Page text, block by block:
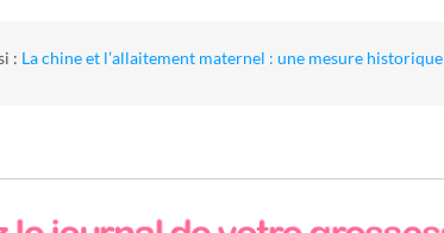
: La chine et l’allaitement maternel : une mesure historique